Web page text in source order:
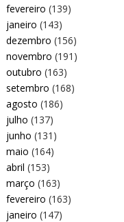
fevereiro (139)
janeiro (143)
dezembro (156)
novembro (191)
outubro (163)
setembro (168)
agosto (186)
julho (137)
junho (131)
maio (164)
abril (153)
março (163)
fevereiro (163)
janeiro (147)